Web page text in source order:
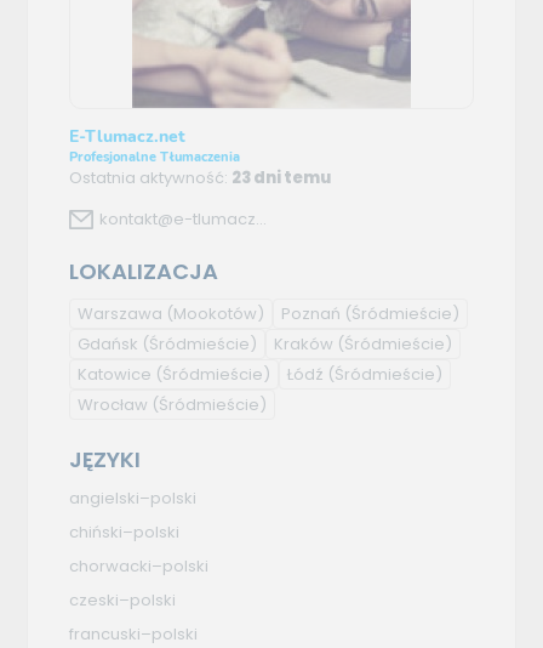
E-Tlumacz.net
Profesjonalne Tłumaczenia
Ostatnia aktywność: 23 dni temu
kontakt@e-tlumacz...
LOKALIZACJA
Warszawa (Mookotów) Poznań (Śródmieście)
Gdańsk (Śródmieście) Kraków (Śródmieście)
Katowice (Śródmieście) Łódź (Śródmieście)
Wrocław (Śródmieście)
JĘZYKI
angielski–polski
chiński–polski
chorwacki–polski
czeski–polski
francuski–polski